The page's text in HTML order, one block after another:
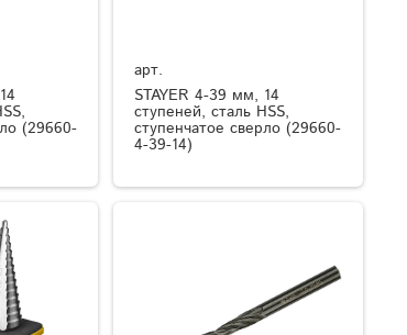
(29660-
арт.
STAYER 4-39 мм, 14
ступеней, сталь HSS,
ступенчатое сверло (29660-
4-39-14)